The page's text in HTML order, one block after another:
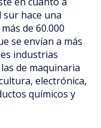
hace una
de 60.000
se envían a más
industrias
de maquinaria
electrónica,
químicos y